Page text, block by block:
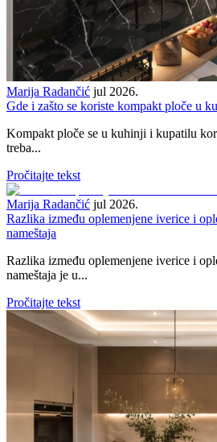
Marija Radančić jul 2026.
Gde i zašto se koriste kompakt ploče u
Kompakt ploče se u kuhinji i kupatilu
treba...
Pročitajte tekst
Marija Radančić jul 2026.
Razlika između oplemenjene iverice i
nameštaja
Razlika između oplemenjene iverice i
nameštaja je u...
Pročitajte tekst